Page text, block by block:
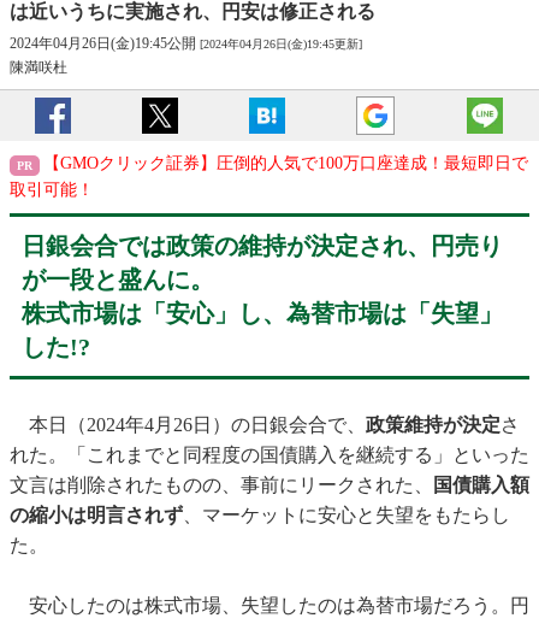
は近いうちに実施され、円安は修正される
2024年04月26日(金)19:45公開 [2024年04月26日(金)19:45更新]
陳満咲杜
【GMOクリック証券】圧倒的人気で100万口座達成！最短即日で
取引可能！
日銀会合では政策の維持が決定され、円売り
が一段と盛んに。
株式市場は「安心」し、為替市場は「失望」
した!?
本日（2024年4月26日）の日銀会合で、 政策維持が決定さ
れた。「これまでと同程度の国債購入を継続する」といった
文言は削除されたものの、事前にリークされた、
国債購入額
の縮小は明言されず 、マーケットに安心と失望をもたらし
た。
安心したのは株式市場、失望したのは為替市場だろう。円